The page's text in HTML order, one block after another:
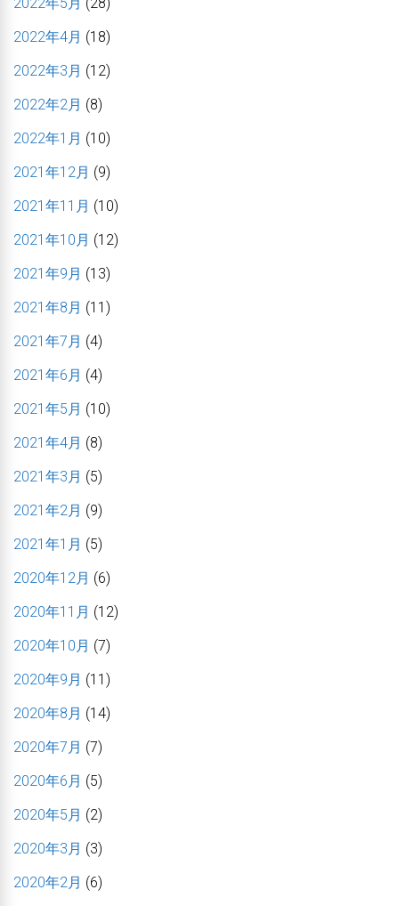
2022年4月 (18)
2022年3月 (12)
2022年2月 (8)
2022年1月 (10)
2021年12月 (9)
2021年11月 (10)
2021年10月 (12)
2021年9月 (13)
2021年8月 (11)
2021年7月 (4)
2021年6月 (4)
2021年5月 (10)
2021年4月 (8)
2021年3月 (5)
2021年2月 (9)
2021年1月 (5)
2020年12月 (6)
2020年11月 (12)
2020年10月 (7)
2020年9月 (11)
2020年8月 (14)
2020年7月 (7)
2020年6月 (5)
2020年5月 (2)
2020年3月 (3)
2020年2月 (6)